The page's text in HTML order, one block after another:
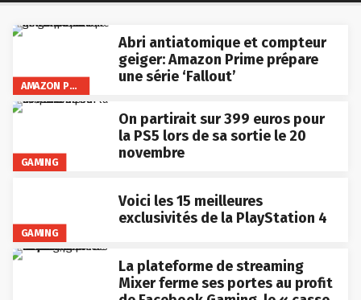
AMAZON PRIME VIDEO
Abri antiatomique et compteur
geiger: Amazon Prime prépare
une série ‘Fallout’
GAMING
On partirait sur 399 euros pour
la PS5 lors de sa sortie le 20
novembre
GAMING
Voici les 15 meilleures
exclusivités de la PlayStation 4
La plateforme de streaming
Mixer ferme ses portes au profit